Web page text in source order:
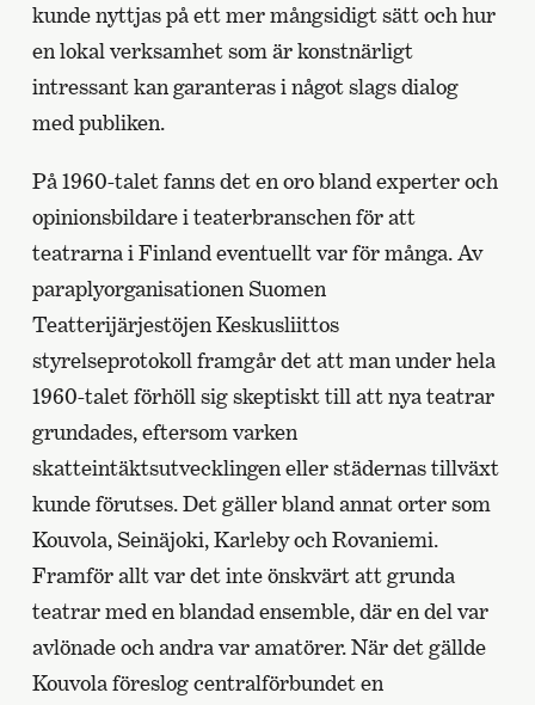
kunde nyttjas på ett mer mångsidigt sätt och hur
en lokal verksamhet som är konstnärligt
intressant kan garanteras i något slags dialog
med publiken.
På 1960-talet fanns det en oro bland experter och
opinionsbildare i teaterbranschen för att
teatrarna i Finland eventuellt var för många. Av
paraplyorganisationen Suomen
Teatterijärjestöjen Keskusliittos
styrelseprotokoll framgår det att man under hela
1960-talet förhöll sig skeptiskt till att nya teatrar
grundades, eftersom varken
skatteintäktsutvecklingen eller städernas tillväxt
kunde förutses. Det gäller bland annat orter som
Kouvola, Seinäjoki, Karleby och Rovaniemi.
Framför allt var det inte önskvärt att grunda
teatrar med en blandad ensemble, där en del var
avlönade och andra var amatörer. När det gällde
Kouvola föreslog centralförbundet en